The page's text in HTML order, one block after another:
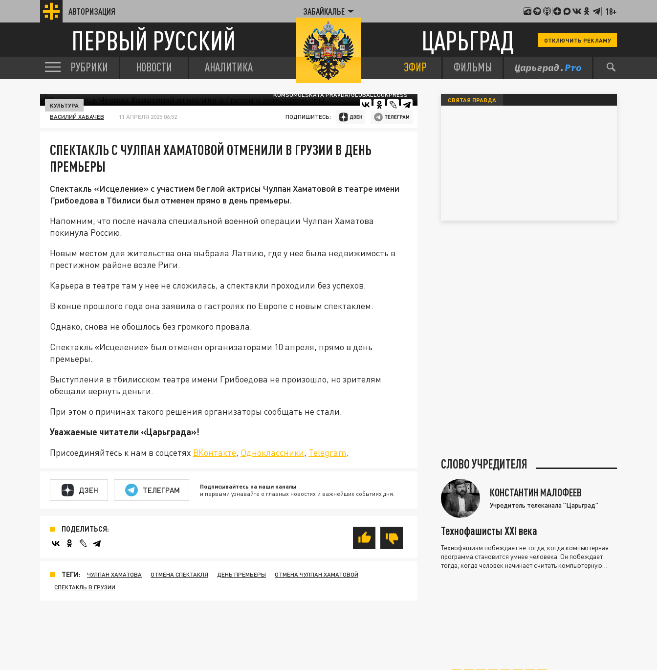
АВТОРИЗАЦИЯ ЗАБАЙКАЛЬЕ 18+
ПЕРВЫЙ РУССКИЙ ЦАРЬГРАД ОТКЛЮЧИТЬ РЕКЛАМУ
РУБРИКИ НОВОСТИ АНАЛИТИКА ЭФИР ФИЛЬМЫ
KOMSOMOLSKAYA PRAVDA/GLOBALLOOKPRESS
КУЛЬТУРА
ВАСИЛИЙ ХАБАЧЕВ 11 АПРЕЛЯ 2025 06:52 ПОДПИШИТЕСЬ:
СПЕКТАКЛЬ С ЧУЛПАН ХАМАТОВОЙ ОТМЕНИЛИ В ГРУЗИИ В ДЕНЬ
ПРЕМЬЕРЫ
Спектакль «Исцеление» с участием беглой актрисы Чулпан Хаматовой в театре имени
Грибоедова в Тбилиси был отменен прямо в день премьеры.
Напомним, что после начала специальной военной операции Чулпан Хаматова
покинула Россию.
Новым местом для жительства она выбрала Латвию, где у нее была недвижимость в
престижном районе возле Риги.
Карьера в театре там у нее не сложилась, а спектакли проходили без успехов.
В конце прошлого года она заявила о гастролях по Европе с новым спектаклем.
Однако, снова не обошлось без громкого провала.
Спектакль «Исцеление» был отменен организаторами 10 апреля, прямо в день
премьеры.
Выступления в тбилисском театре имени Грибоедова не произошло, но зрителям
обещали вернуть деньги.
При этом о причинах такого решения организаторы сообщать не стали.
Уважаемые читатели «Царьграда»!
Присоединяйтесь к нам в соцсетях ВКонтакте, Одноклассники, Telegram.
ДЗЕН ТЕЛЕГРАМ Подписывайтесь на наши каналы
и первыми узнавайте о главных новостях и важнейших событиях дня.
ПОДЕЛИТЬСЯ:
ТЕГИ: ЧУЛПАН ХАМАТОВА ОТМЕНА СПЕКТАКЛЯ ДЕНЬ ПРЕМЬЕРЫ
ОТМЕНА ЧУЛПАН ХАМАТОВОЙ
СПЕКТАКЛЬ В ГРУЗИИ
СВЯТАЯ ПРАВДА
СЛОВО УЧРЕДИТЕЛЯ
КОНСТАНТИН МАЛОФЕЕВ
Учредитель телеканала "Царьград"
Технофашисты XXI века
Технофашизм побеждает не тогда, когда компьютерная
программа становится умнее человека. Он побеждает
тогда, когда человек начинает считать компьютерную